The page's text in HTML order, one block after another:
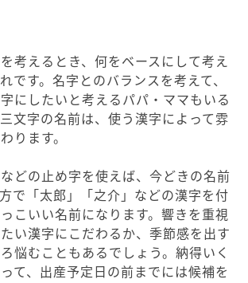
考えるとき、何をベースにして考え
です。名字とのバランスを考えて、
にしたいと考えるパパ・ママもいる
文字の名前は、使う漢字によって雰
ります。
どの止め字を使えば、今どきの名前
で「太郎」「之介」などの漢字を付
こいい名前になります。響きを重視
い漢字にこだわるか、季節感を出す
悩むこともあるでしょう。納得いく
て、出産予定日の前までには候補を